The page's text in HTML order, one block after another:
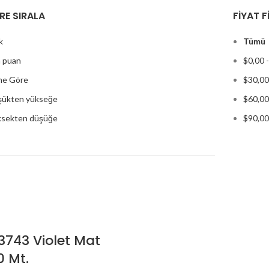
SIRALA
puan
Göre
yükseğe
düşüğe
FIYAT
Tümü
$0,00
$30,00
$60,00
$90,00
Violet Mat
Mt.